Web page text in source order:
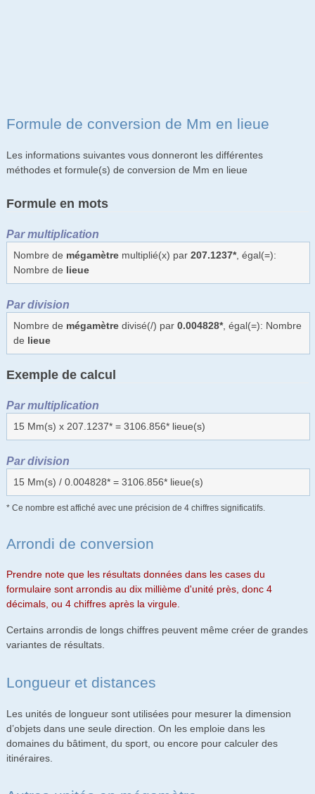
Formule de conversion de Mm en lieue
Les informations suivantes vous donneront les différentes
méthodes et formule(s) de conversion de Mm en lieue
Formule en mots
Par multiplication
Nombre de mégamètremultiplié(x) par 207.1237*, égal(=):
Nombre de lieue
Par division
Nombre de mégamètredivisé(/) par 0.004828*, égal(=): Nombre
de lieue
Exemple de calcul
Par multiplication
15 Mm(s) x 207.1237* = 3106.856* lieue(s)
Par division
15 Mm(s) / 0.004828* = 3106.856* lieue(s)
* Ce nombre est affiché avec une précision de 4 chiffres significatifs.
Arrondi de conversion
Prendre note que les résultats données dans les cases du
formulaire sont arrondis au dix millième d'unité près, donc 4
décimals, ou 4 chiffres après la virgule.
Certains arrondis de longs chiffres peuvent même créer de grandes
variantes de résultats.
Longueur et distances
Les unités de longueur sont utilisées pour mesurer la dimension
d’objets dans une seule direction. On les emploie dans les
domaines du bâtiment, du sport, ou encore pour calculer des
itinéraires.